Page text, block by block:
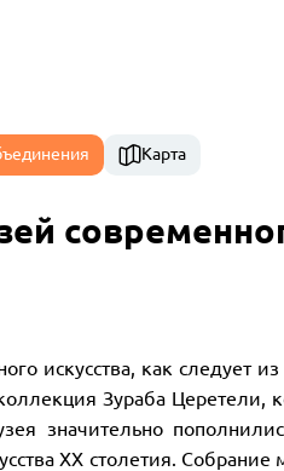
Карта
искусства, как следует
Зураба Церетели,
значительно
XX столетия.